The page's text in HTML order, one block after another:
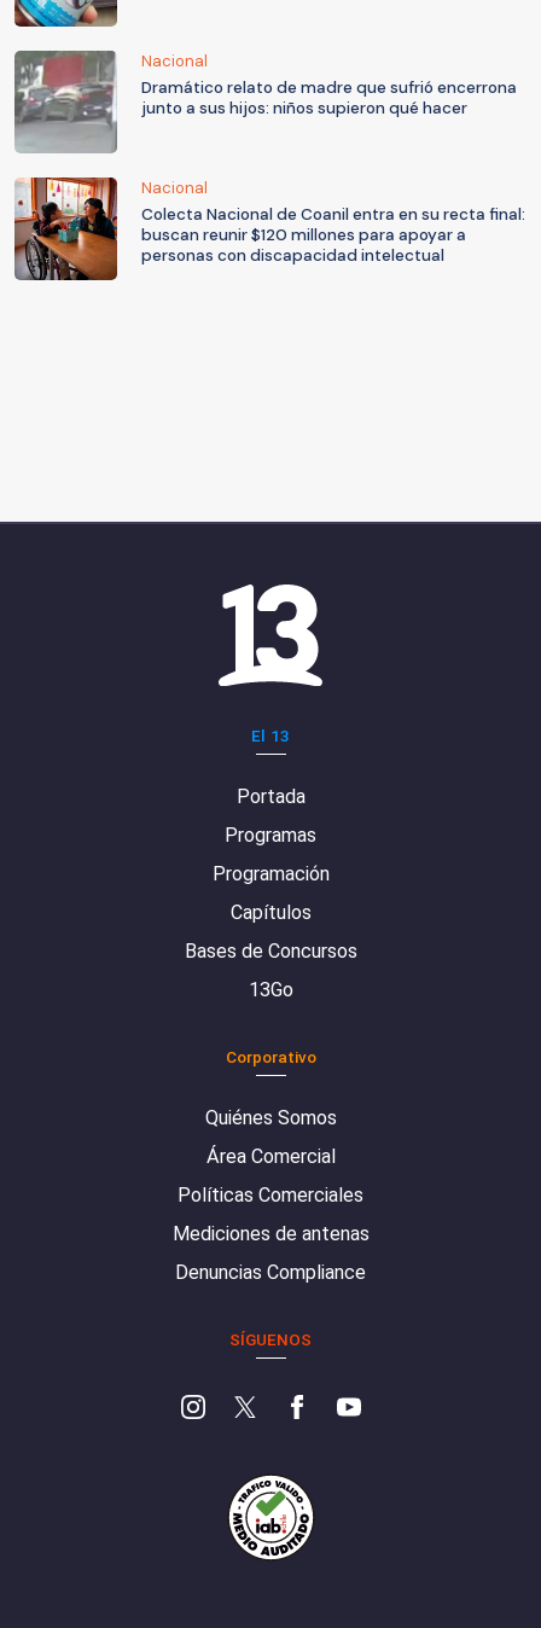
Nacional
Dramático relato de madre que sufrió encerrona
junto a sus hijos: niños supieron qué hacer
Nacional
Colecta Nacional de Coanil entra en su recta final:
buscan reunir $120 millones para apoyar a
personas con discapacidad intelectual
El 13
Portada
Programas
Programación
Capítulos
Bases de Concursos
13Go
Corporativo
Quiénes Somos
Área Comercial
Políticas Comerciales
Mediciones de antenas
Denuncias Compliance
SÍGUENOS